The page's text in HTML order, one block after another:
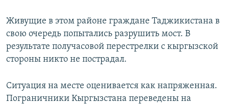
Живущие в этом районе граждане Таджикистана в
свою очередь попытались разрушить мост. В
результате получасовой перестрелки с кыргызской
стороны никто не пострадал.
Ситуация на месте оценивается как напряженная.
Пограничники Кыргызстана переведены на